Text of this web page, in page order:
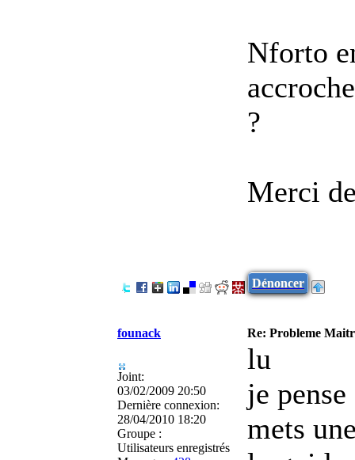
Nforto
?
Merci
Dénoncer
founack Re: Probleme
Joint:
03/02/2009 20:50
Dernière connexion:
28/04/2010 18:20
Groupe :
Utilisateurs enregistrés
lu
je
mets